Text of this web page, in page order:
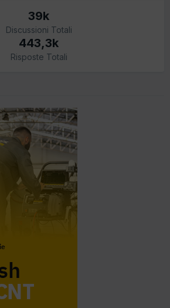
39k
Discussioni Totali
443,3k
Risposte Totali